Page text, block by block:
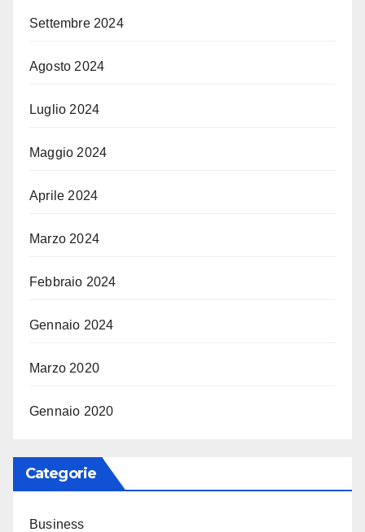
Settembre 2024
Agosto 2024
Luglio 2024
Maggio 2024
Aprile 2024
Marzo 2024
Febbraio 2024
Gennaio 2024
Marzo 2020
Gennaio 2020
Categorie
Business